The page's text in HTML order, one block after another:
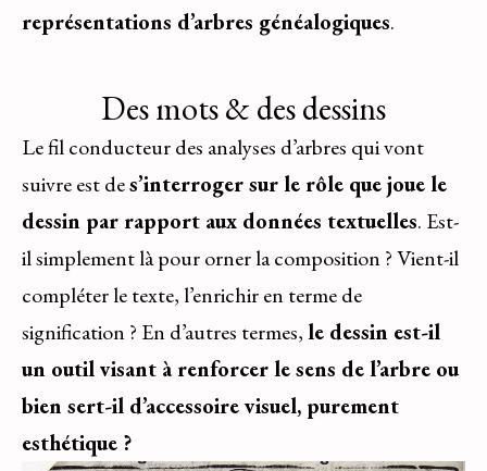
représentations d’arbres généalogiques.
Des mots & des dessins
Le fil conducteur des analyses d’arbres qui vont
suivre est des’interroger sur le rôle que joue le
dessin par rapport aux données textuelles. Est-
il simplement là pour orner la composition ? Vient-il
compléter le texte, l’enrichir en terme de
signification ? En d’autres termes, le dessin est-il
un outil visant à renforcer le sens de l’arbre ou
bien sert-il d’accessoire visuel, purement
esthétique ?